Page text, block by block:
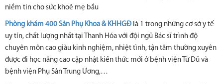
niềm tin cho sức khoẻ mẹ bầu
Phòng khám 400 Sản Phụ Khoa & KHHGĐ là 1 trong những cơ sở y tế
uy tín, chất lượng nhất tại Thanh Hóa với đội ngũ Bác sĩ trình độ
chuyên môn cao giàu kinh nghiệm, nhiệt tình, tận tâm thường xuyên
được đi học nâng cao cập nhật kiến thức mới ở bệnh viện Từ Dũ và
bệnh viện Phụ Sản Trung Ương,…